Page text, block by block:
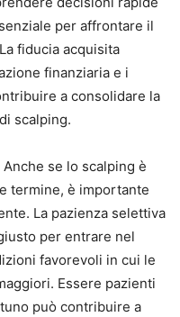
per affrontare il
fiducia acquisita
finanziaria e i
a consolidare la
scalping.
se lo scalping è
termine, è importante
La pazienza selettiva
per entrare nel
favorevoli in cui le
Essere pazienti
può contribuire a